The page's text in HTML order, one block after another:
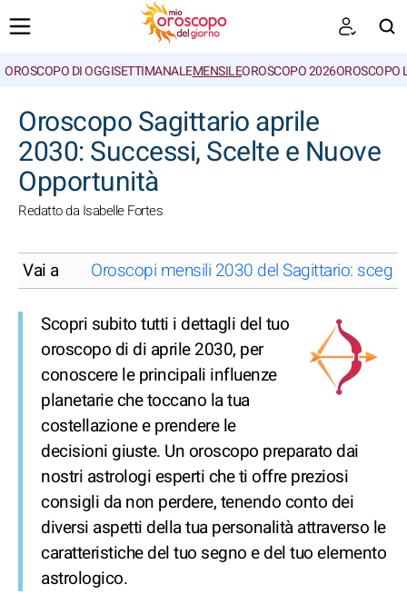
OROSCOPO DI OGGISETTIMANALEMENSILEOROSCOPO 2026OROSCOPO
Oroscopo Sagittario aprile
2030: Successi, Scelte e Nuove
Opportunità
Redatto da Isabelle Fortes
Vai a Oroscopi mensili 2030 del Sagittario: scegli
Scopri subito tutti i dettagli del tuo
oroscopo di di aprile 2030, per
conoscere le principali influenze
planetarie che toccano la tua
costellazione e prendere le
decisioni giuste. Un oroscopo preparato dai
nostri astrologi esperti che ti offre preziosi
consigli da non perdere, tenendo conto dei
diversi aspetti della tua personalità attraverso le
caratteristiche del tuo segno e del tuo elemento
astrologico.